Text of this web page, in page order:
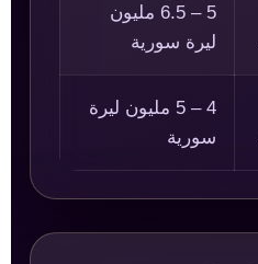
5 – 6.5 مليون
ليرة سورية
4 – 5 مليون ليرة
سورية